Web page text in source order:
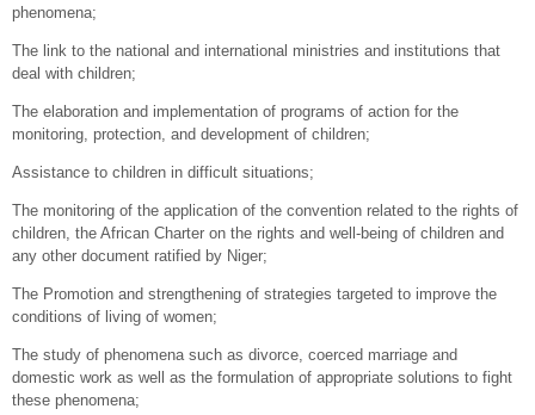
phenomena;
The link to the national and international ministries and institutions that
deal with children;
The elaboration and implementation of programs of action for the
monitoring, protection, and development of children;
Assistance to children in difficult situations;
The monitoring of the application of the convention related to the rights of
children, the African Charter on the rights and well-being of children and
any other document ratified by Niger;
The Promotion and strengthening of strategies targeted to improve the
conditions of living of women;
The study of phenomena such as divorce, coerced marriage and
domestic work as well as the formulation of appropriate solutions to fight
these phenomena;